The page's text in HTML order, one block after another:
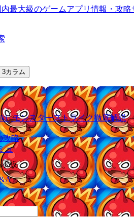
3カラム
| モンスターストライク徹底解説
攻略
ュ
板